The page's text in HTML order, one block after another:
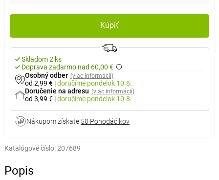
Kúpiť
Skladom 2 ks
Doprava zadarmo nad 60,00 €
Osobný odber (viac informácií)
od 2,99 € |doručíme pondelok 10.8.
Doručenie na adresu (viac informácií)
od 3,99 € |doručíme pondelok 10.8.
Nákupom získate 50 Pohodáčikov
Katalógové číslo:207689
Popis